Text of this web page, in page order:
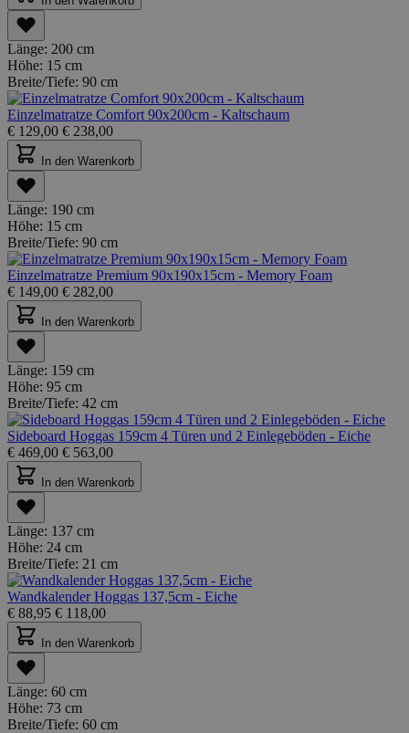
Länge: 200 cm
Höhe: 15 cm
Breite/Tiefe: 90 cm
Einzelmatratze Comfort 90x200cm - Kaltschaum
€ 129,00 € 238,00
In den Warenkorb
Länge: 190 cm
Höhe: 15 cm
Breite/Tiefe: 90 cm
Einzelmatratze Premium 90x190x15cm - Memory Foam
€ 149,00 € 282,00
In den Warenkorb
Länge: 159 cm
Höhe: 95 cm
Breite/Tiefe: 42 cm
Sideboard Hoggas 159cm 4 Türen und 2 Einlegeböden - Eiche
€ 469,00 € 563,00
In den Warenkorb
Länge: 137 cm
Höhe: 24 cm
Breite/Tiefe: 21 cm
Wandkalender Hoggas 137,5cm - Eiche
€ 88,95 € 118,00
In den Warenkorb
Länge: 60 cm
Höhe: 73 cm
Breite/Tiefe: 60 cm